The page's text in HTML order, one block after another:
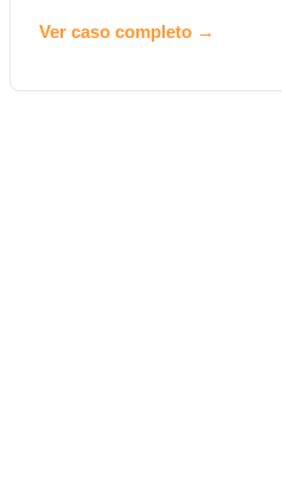
Ver caso completo →